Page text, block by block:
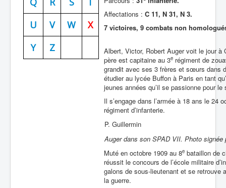
Cahiers des As
U
V W
X
Y
Z
Affectations : C 11, N 31, N 3.
7 victoires, 9 combats non
Albert, Victor, Robert Auger voit le jour
père est capitaine au 3e régiment de
grandit avec ses 3 frères et sœurs dans
étudier au lycée Buffon à Paris en tant
jeunes années qu’il se passionne pour
Il s’engage dans l’armée à 18 ans le 24
régiment d’infanterie.
P. Guillermin
Auger dans son SPAD VII. Photo
Muté en octobre 1909 au 8e bataillon de
réussit le concours de l’école militaire
galons de sous-lieutenant et se retrouve
la guerre.